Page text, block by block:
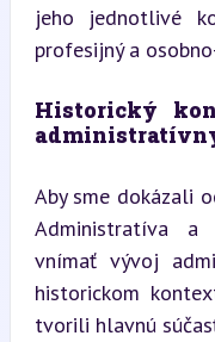
jeho jednotlivé
profesijný a
Historický
Aby sme dokázali
Administratíva a
vnímať vývoj
historickom
tvorili hlavnú